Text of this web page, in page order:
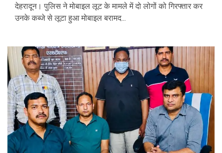
देहरादून। पुलिस ने मोबाइल लूट के मामले में दो लोगों को गिरफ्तार कर
उनके कब्जे से लूटा हुआ मोबाइल बरामद...